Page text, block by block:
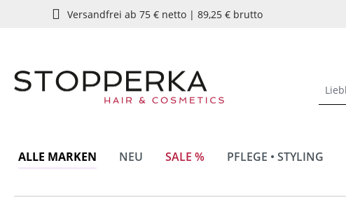
Zur Hauptnavigation springen
Versandfrei ab 75 € netto | 89,25 € brutto
ALLE MARKEN NEU SALE % PFLEGE • STYLING